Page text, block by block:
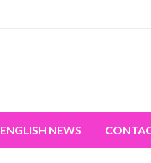
ENGLISH NEWS